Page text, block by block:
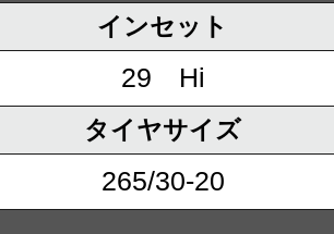
インセット
29 Hi
タイヤサイズ
265/30-20